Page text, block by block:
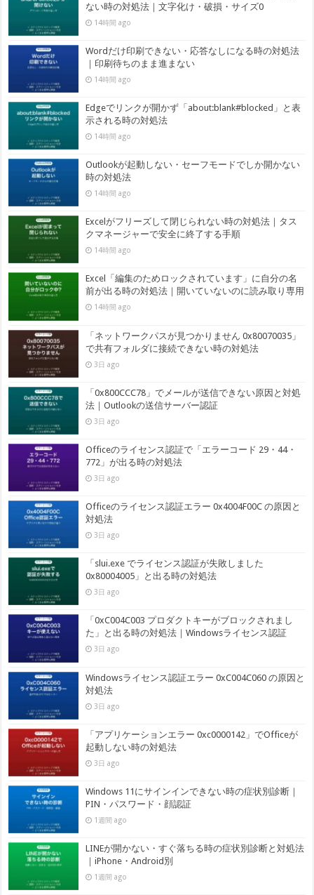
ない時の対処法｜文字化け・破損・サイズ0
14時間 ago
Wordだけ印刷できない・応答なしになる時の対処法
｜印刷待ちのまま進まない
14時間 ago
Edgeでリンクが開かず「about:blank#blocked」と表
示される時の対処法
14時間 ago
Outlookが起動しない・セーフモードでしか開かない
時の対処法
14時間 ago
Excelがフリーズして閉じられない時の対処法｜タス
クマネージャーで安全に終了する手順
14時間 ago
Excel「編集のためロックされています」に自分の名
前が出る時の対処法｜開いていないのに読み取り専用
14時間 ago
「ネットワークパスが見つかりません 0x80070035」
で共有フォルダに接続できない時の対処法
3日 ago
「0x800CCC78」でメールが送信できない原因と対処
法｜Outlookの送信サーバー認証
3日 ago
Officeのライセンス認証で「エラーコード 29・44・
772」が出る時の対処法
3日 ago
Officeのライセンス認証エラー 0x4004F00C の原因と
対処法
3日 ago
「slui.exe でライセンス認証が失敗しました
0x80004005」と出る時の対処法
3日 ago
「0xC004C003 プロダクトキーがブロックされまし
た」と出る時の対処法｜Windowsライセンス認証
3日 ago
Windowsライセンス認証エラー 0xC004C060 の原因と
対処法
3日 ago
「アプリケーションエラー 0xc0000142」でOfficeが
起動しない時の対処法
3日 ago
Windows 11にサインインできない時の症状別診断｜
PIN・パスワード・顔認証
1週間 ago
LINEが開かない・すぐ落ちる時の症状別診断と対処法
｜iPhone・Android別
1週間 ago